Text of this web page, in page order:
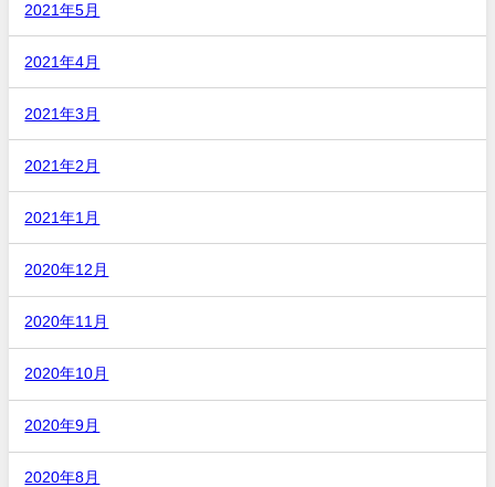
2021年5月
2021年4月
2021年3月
2021年2月
2021年1月
2020年12月
2020年11月
2020年10月
2020年9月
2020年8月